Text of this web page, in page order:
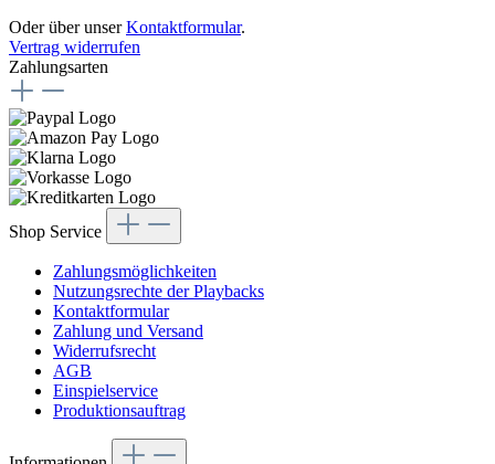
Oder über unserKontaktformular.
Vertrag widerrufen
Zahlungsarten
Shop Service
Zahlungsmöglichkeiten
Nutzungsrechte der Playbacks
Kontaktformular
Zahlung und Versand
Widerrufsrecht
AGB
Einspielservice
Produktionsauftrag